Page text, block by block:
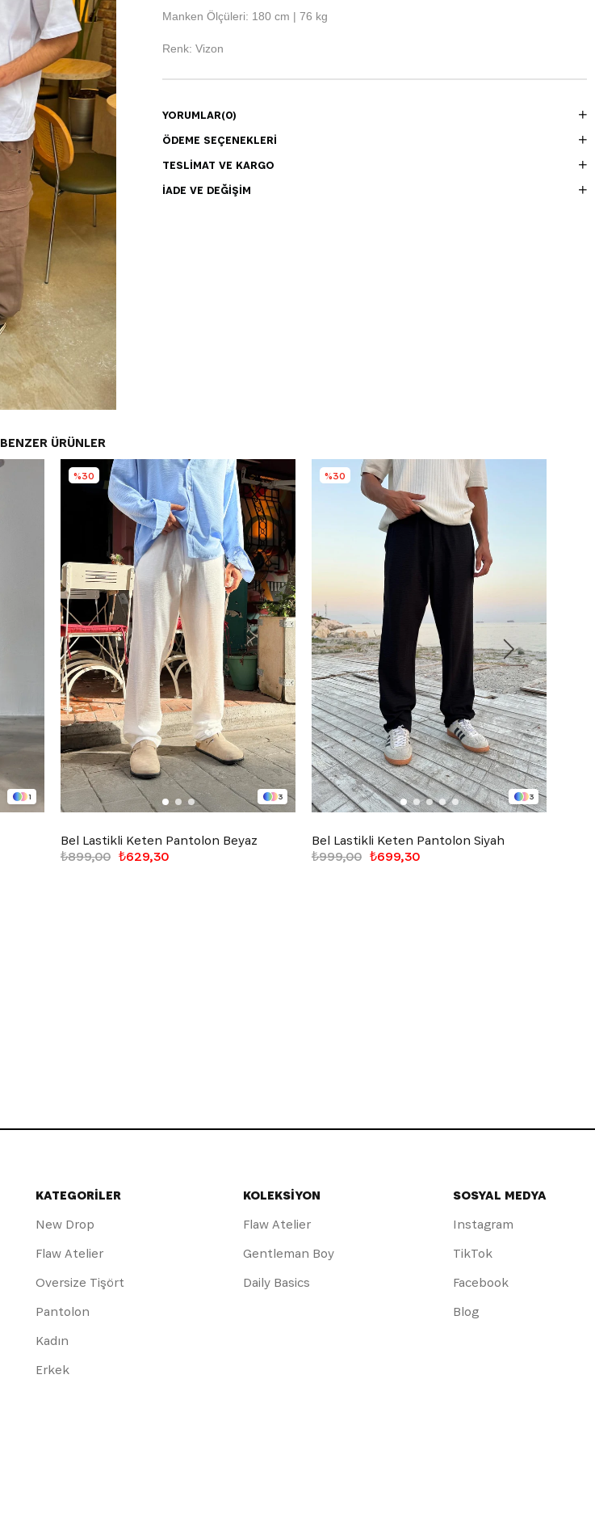
Manken Ölçüleri: 180 cm | 76 kg
Renk: Vizon
YORUMLAR(0)
ÖDEME SEÇENEKLERI
TESLIMAT VE KARGO
İADE VE DEĞIŞIM
BENZER ÜRÜNLER
1 3
Bel Lastikli Keten Pantolon Beyaz
₺629,30
₺899,00
%30
3
Bel Lastikli Keten Pantolon Siyah
₺699,30
₺999,00
%30
KATEGORİLER
New Drop
Flaw Atelier
Oversize Tişört
Pantolon
Kadın
Erkek
KOLEKSİYON
Flaw Atelier
Gentleman Boy
Daily Basics
SOSYAL MEDYA
Instagram
TikTok
Facebook
Blog